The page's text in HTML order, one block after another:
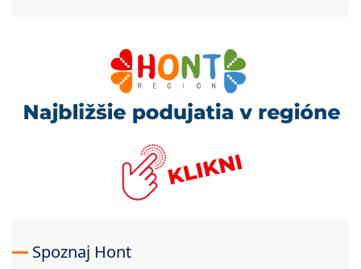
Spoznaj Hont